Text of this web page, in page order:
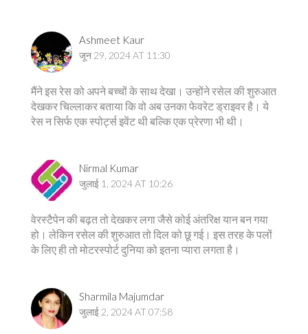
Ashmeet Kaur
जून 29, 2024 AT 11:30
मैंने इस रेस को अपने बच्चों के साथ देखा। उन्होंने रसेल की शुरुआत
देखकर चिल्लाकर बताया कि वो अब उनका फेवरेट ड्राइवर है। ये
रेस न सिर्फ एक स्पोर्ट्स इवेंट थी बल्कि एक प्रेरणा भी थी।
Nirmal Kumar
जुलाई 1, 2024 AT 10:26
वेरस्टैपेन की बढ़त तो देखकर लगा जैसे कोई अंतरिक्ष यान बन गया
हो। लेकिन रसेल की शुरुआत तो दिल को छू गई। इस तरह के पलों
के लिए ही तो मोटरस्पोर्ट दुनिया को इतना प्यारा लगता है।
Sharmila Majumdar
जुलाई 2, 2024 AT 07:58